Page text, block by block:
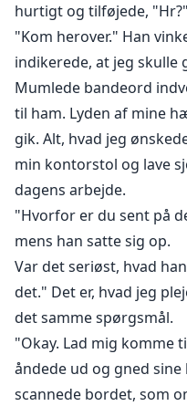
hurtigt og tilføjede, "Hr?"
"Kom herover." Han
indikerede, at jeg skulle
Mumlede bandeord
til ham. Lyden af mine
gik. Alt, hvad jeg
min kontorstol og lave
dagens arbejde.
"Hvorfor er du sent på
mens han satte sig op.
Var det seriøst, hvad
det." Det er, hvad jeg
det samme spørgsmål.
"Okay. Lad mig komme
åndede ud og gned
scannede bordet, som